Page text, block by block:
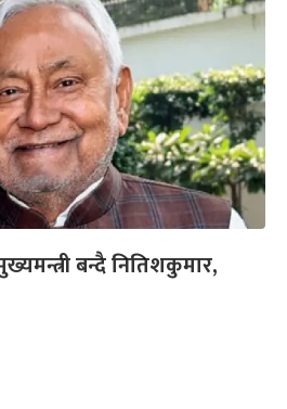
बन्दै नितिशकुमार,